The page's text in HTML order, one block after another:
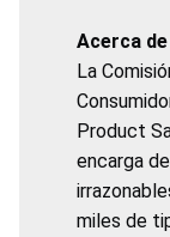
Acerca de
La
Product
encarga
miles de